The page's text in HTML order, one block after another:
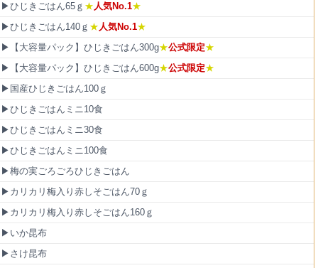
▶ひじきごはん65ｇ ★人気No.1★
▶ひじきごはん140ｇ ★人気No.1★
▶【大容量パック】ひじきごはん300g★公式限定★
▶【大容量パック】ひじきごはん600g★公式限定★
▶国産ひじきごはん100ｇ
▶ひじきごはんミニ10食
▶ひじきごはんミニ30食
▶ひじきごはんミニ100食
▶梅の実ごろごろひじきごはん
▶カリカリ梅入り赤しそごはん70ｇ
▶カリカリ梅入り赤しそごはん160ｇ
▶いか昆布
▶さけ昆布